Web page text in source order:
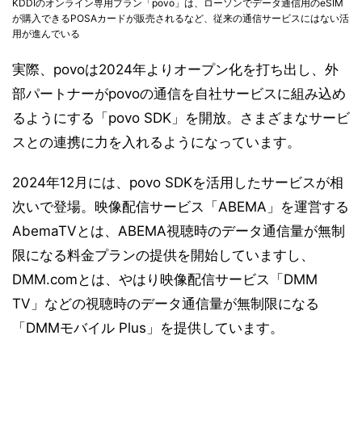
KDDIのオンライン専用プラン「povo」は、ローソンでデータ通信用のeSIM
が購入できるPOSAカードが販売されるなど、従来の通信サービスにはない活
用が進んでいる
実際、povoは2024年よりオープン化を打ち出し、外
部パートナーがpovoの通信を自社サービスに組み込め
るようにする「povo SDK」を開放。さまざまなサービ
スとの連携に力を入れるようになっています。
2024年12月には、povo SDKを活用したサービスが相
次いで登場。映像配信サービス「ABEMA」を運営する
AbemaTVとは、ABEMA視聴時のデータ通信量が無制
限になる料金プランの提供を開始していますし、
DMM.comとは、やはり映像配信サービス「DMM
TV」などの視聴時のデータ通信量が無制限になる
「DMMモバイル Plus」を提供しています。